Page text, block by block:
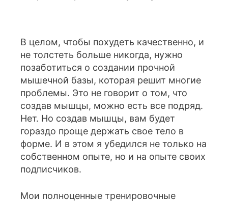
В целом, чтобы похудеть качественно, и
не толстеть больше никогда, нужно
позаботиться о создании прочной
мышечной базы, которая решит многие
проблемы. Это не говорит о том, что
создав мышцы, можно есть все подряд.
Нет. Но создав мышцы, вам будет
гораздо проще держать свое тело в
форме. И в этом я убедился не только на
собственном опыте, но и на опыте своих
подписчиков.
Мои полноценные тренировочные